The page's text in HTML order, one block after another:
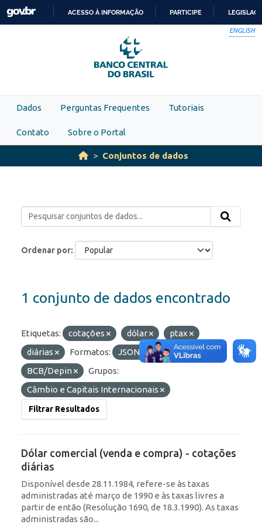
Skip to main content
PARA
O
CONTEÚDO
ACESSO À INFORMAÇÃO PARTICIPE
ENGLISH
Dados Perguntas Frequentes Tutoriais
Contato Sobre o Portal
Conjuntos de dados
Ordenar por
1 conjunto de dados encontrado
Etiquetas: cotações dólar
ptax
diárias
Formatos: JSON
Organizações:
BCB/Depin
Grupos:
Câmbio e Capitais Internacionais
Filtrar Resultados
Dólar comercial (venda e compra) - cotações
diárias
Disponível desde 28.11.1984, refere-se às taxas
administradas até março de 1990 e às taxas livres a
partir de então (Resolução 1690, de 18.3.1990). As taxas
administradas são...